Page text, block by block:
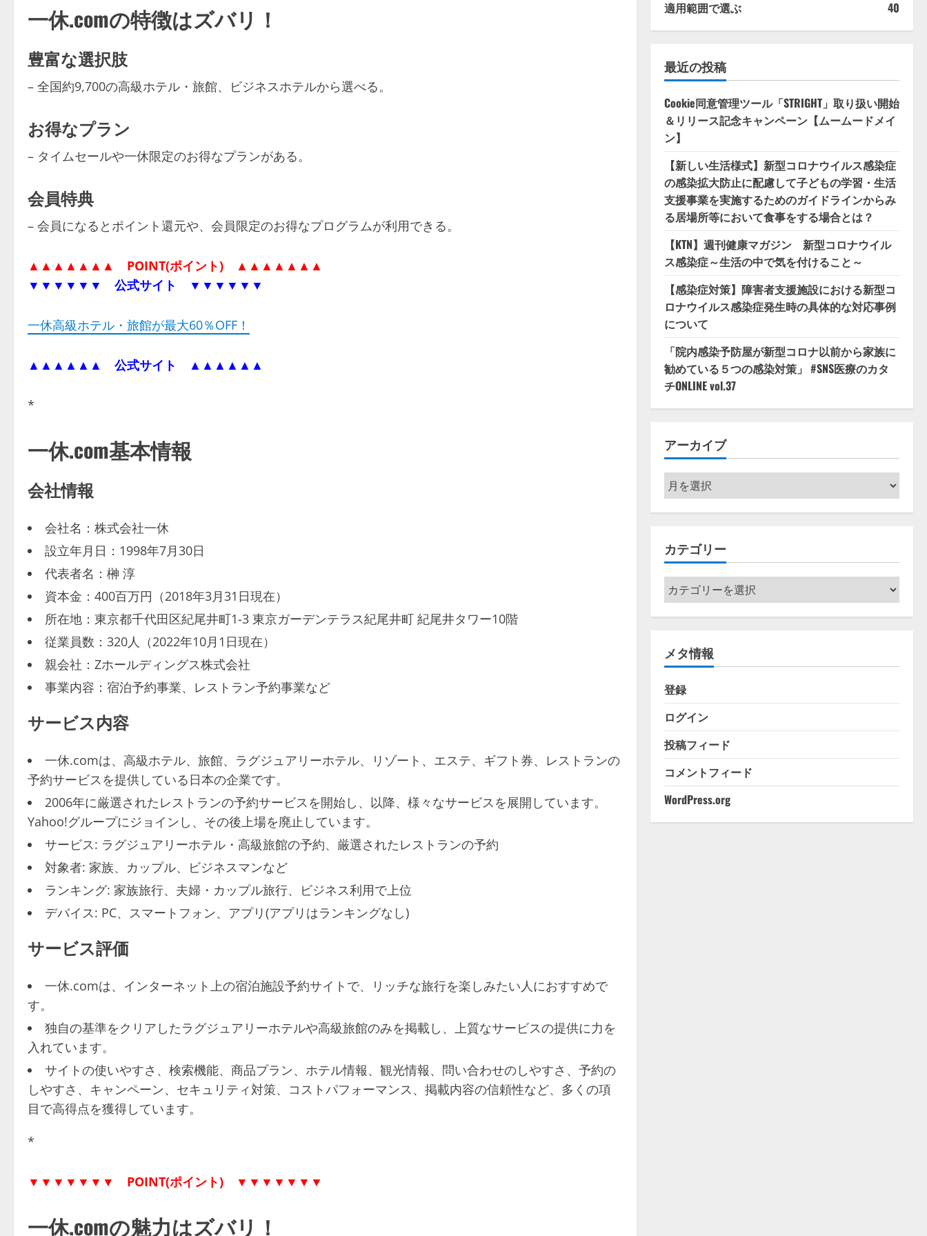
一休.comの特徴はズバリ！
豊富な選択肢
– 全国約9,700の高級ホテル・旅館、ビジネスホテルから選べる。
お得なプラン
– タイムセールや一休限定のお得なプランがある。
会員特典
– 会員になるとポイント還元や、会員限定のお得なプログラムが利用できる。
▲▲▲▲▲▲▲ POINT(ポイント)
▲▲▲▲▲▲▲
▼▼▼▼▼▼ 公式サイト ▼▼▼▼▼▼
一休高級ホテル・旅館が最大60％OFF！
▲▲▲▲▲▲ 公式サイト ▲▲▲▲▲▲
*
一休.com基本情報
会社情報
会社名：株式会社一休
設立年月日：1998年7月30日
代表者名：榊 淳
資本金：400百万円（2018年3月31日現在）
所在地：東京都千代田区紀尾井町1-3 東京ガーデンテラス紀尾井町 紀尾井タワー10階
従業員数：320人（2022年10月1日現在）
親会社：Zホールディングス株式会社
事業内容：宿泊予約事業、レストラン予約事業など
サービス内容
一休.comは、高級ホテル、旅館、ラグジュアリーホテル、リゾート、エステ、ギフト券、レストランの
予約サービスを提供している日本の企業です。
2006年に厳選されたレストランの予約サービスを開始し、以降、様々なサービスを展開しています。
Yahoo!グループにジョインし、その後上場を廃止しています。
サービス: ラグジュアリーホテル・高級旅館の予約、厳選されたレストランの予約
対象者: 家族、カップル、ビジネスマンなど
ランキング: 家族旅行、夫婦・カップル旅行、ビジネス利用で上位
デバイス: PC、スマートフォン、アプリ(アプリはランキングなし)
サービス評価
一休.comは、インターネット上の宿泊施設予約サイトで、リッチな旅行を楽しみたい人におすすめで
す。
独自の基準をクリアしたラグジュアリーホテルや高級旅館のみを掲載し、上質なサービスの提供に力を
入れています。
サイトの使いやすさ、検索機能、商品プラン、ホテル情報、観光情報、問い合わせのしやすさ、予約の
しやすさ、キャンペーン、セキュリティ対策、コストパフォーマンス、掲載内容の信頼性など、多くの項
目で高得点を獲得しています。
*
▼▼▼▼▼▼▼ POINT(ポイント) ▼▼▼▼▼▼▼
一休.comの魅力はズバリ！
適用範囲で選ぶ 40
最近の投稿
Cookie同意管理ツール「STRIGHT」取り扱い開始
＆リリース記念キャンペーン【ムームードメイ
ン】
【新しい生活様式】新型コロナウイルス感染症
の感染拡大防止に配慮して子どもの学習・生活
支援事業を実施するためのガイドラインからみ
る居場所等において食事をする場合とは？
【KTN】週刊健康マガジン 新型コロナウイル
ス感染症～生活の中で気を付けること～
【感染症対策】障害者支援施設における新型コ
ロナウイルス感染症発生時の具体的な対応事例
について
「院内感染予防屋が新型コロナ以前から家族に
勧めている５つの感染対策」 #SNS医療のカタ
チONLINE vol.37
アーカイブ
ア
ー
カ
ブ
カテゴリー
カ
テ
ゴ
ー
メタ情報
登録
ログイン
投稿フィード
コメントフィード
WordPress.org